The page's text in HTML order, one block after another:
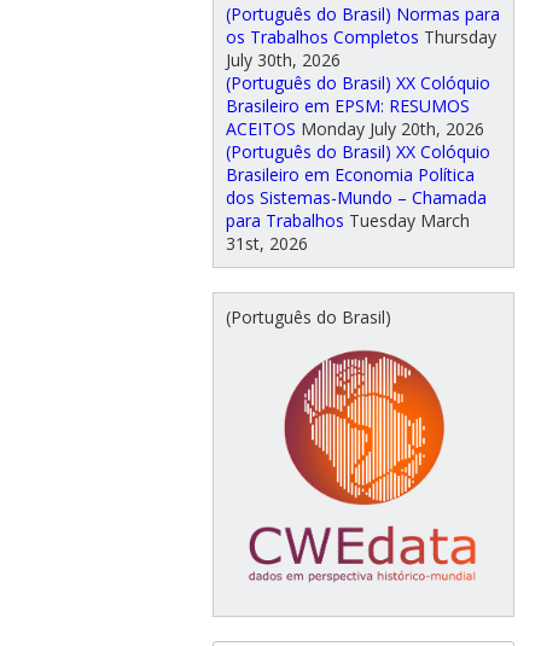
(Português do Brasil) Normas para
os Trabalhos Completos Thursday
July 30th, 2026
(Português do Brasil) XX Colóquio
Brasileiro em EPSM: RESUMOS
ACEITOS Monday July 20th, 2026
(Português do Brasil) XX Colóquio
Brasileiro em Economia Política
dos Sistemas-Mundo – Chamada
para Trabalhos Tuesday March
31st, 2026
(Português do Brasil)